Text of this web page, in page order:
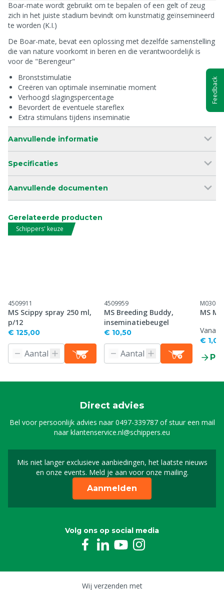
Boar-mate wordt gebruikt om te bepalen of een gelt of zeug
zich in het juiste stadium bevindt om kunstmatig geïnsemineerd
te worden (K.I.)
De Boar-mate, bevat een oplossing met dezelfde samenstelling
die van nature voorkomt in beren en die verantwoordelijk is
voor de "Berengeur"
Bronststimulatie
Creëren van optimale inseminatie moment
Verhoogd slagingspercentage
Bevordert de eventuele stareflex
Extra stimulans tijdens inseminatie
Aanvullende informatie
Specificaties
Aanvullende documenten
Gerelateerde producten
Schippers' keuze
4509911
MS Scippy spray 250 ml,
p/12
€ 125,00
4509959
MS Breeding Buddy,
inseminatiebeugel
€ 10,50
MS
Vanaf
€ 1,04
Direct advies
Bel voor persoonlijk advies naar0497-339787of stuur een mail
naarklantenservice.nl@schippers.eu
Mis niet langer exclusieve aanbiedingen, het laatste nieuws
en onze events. Meld je aan voor onze mailing.
Schrijf je in voor onze
Aanmelden
Volg ons op social media
Wij verzenden met
Feedback